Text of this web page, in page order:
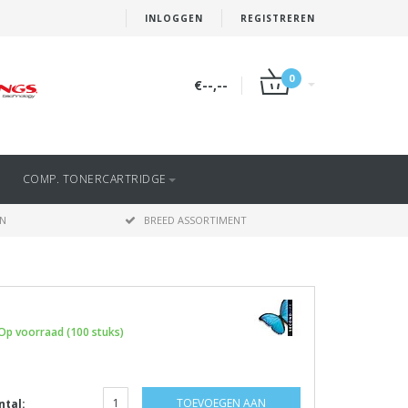
INLOGGEN REGISTREREN
€--,-- 0
COMP. TONERCARTRIDGE
BREED ASSORTIMENT
voorraad (100 stuks)
TOEVOEGEN AAN